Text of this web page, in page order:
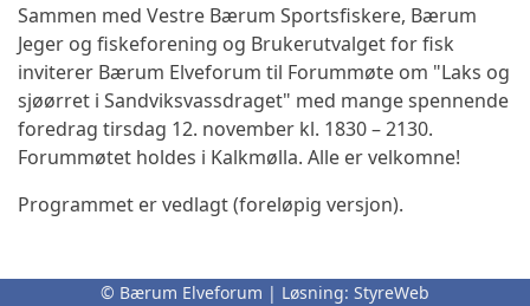
Sammen med Vestre Bærum Sportsfiskere, Bærum
Jeger og fiskeforening og Brukerutvalget for fisk
inviterer Bærum Elveforum til Forummøte om "Laks og
sjøørret i Sandviksvassdraget" med mange spennende
foredrag tirsdag 12. november kl. 1830 – 2130.
Forummøtet holdes i Kalkmølla. Alle er velkomne!
Programmet er vedlagt (foreløpig versjon).
© Bærum Elveforum | Løsning: StyreWeb